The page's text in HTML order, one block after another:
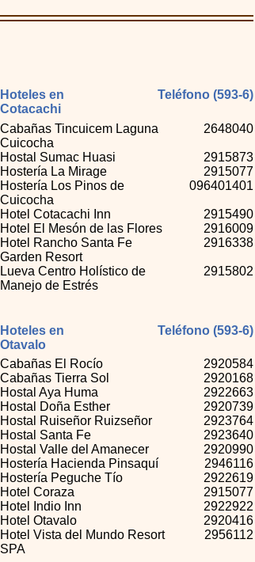
Hoteles en
Cotacachi
Hoteles en
Otavalo
Cabañas Tincuicem Laguna
Cuicocha
Hostal Sumac Huasi
Hostería La Mirage
Hostería Los Pinos de
Cuicocha
Hotel Cotacachi Inn
Hotel El Mesón de las Flores
Hotel Rancho Santa Fe
Garden Resort
Lueva Centro Holístico de
Manejo de Estrés
2648040
2915873
2915077
096401401
2915490
2916009
2916338
2915802
Cabañas El Rocío
Cabañas Tierra Sol
Hostal Aya Huma
Hostal Doña Esther
Hostal Ruiseñor Ruizseñor
Hostal Santa Fe
Hostal Valle del Amanecer
Hostería Hacienda Pinsaquí
Hostería Peguche Tío
Hotel Coraza
Hotel Indio Inn
Hotel Otavalo
Hotel Vista del Mundo Resort
SPA
2920584
2920168
2922663
2920739
2923764
2923640
2920990
2946116
2922619
2915077
2922922
2920416
2956112
Teléfono (593-6)
Teléfono (593-6)